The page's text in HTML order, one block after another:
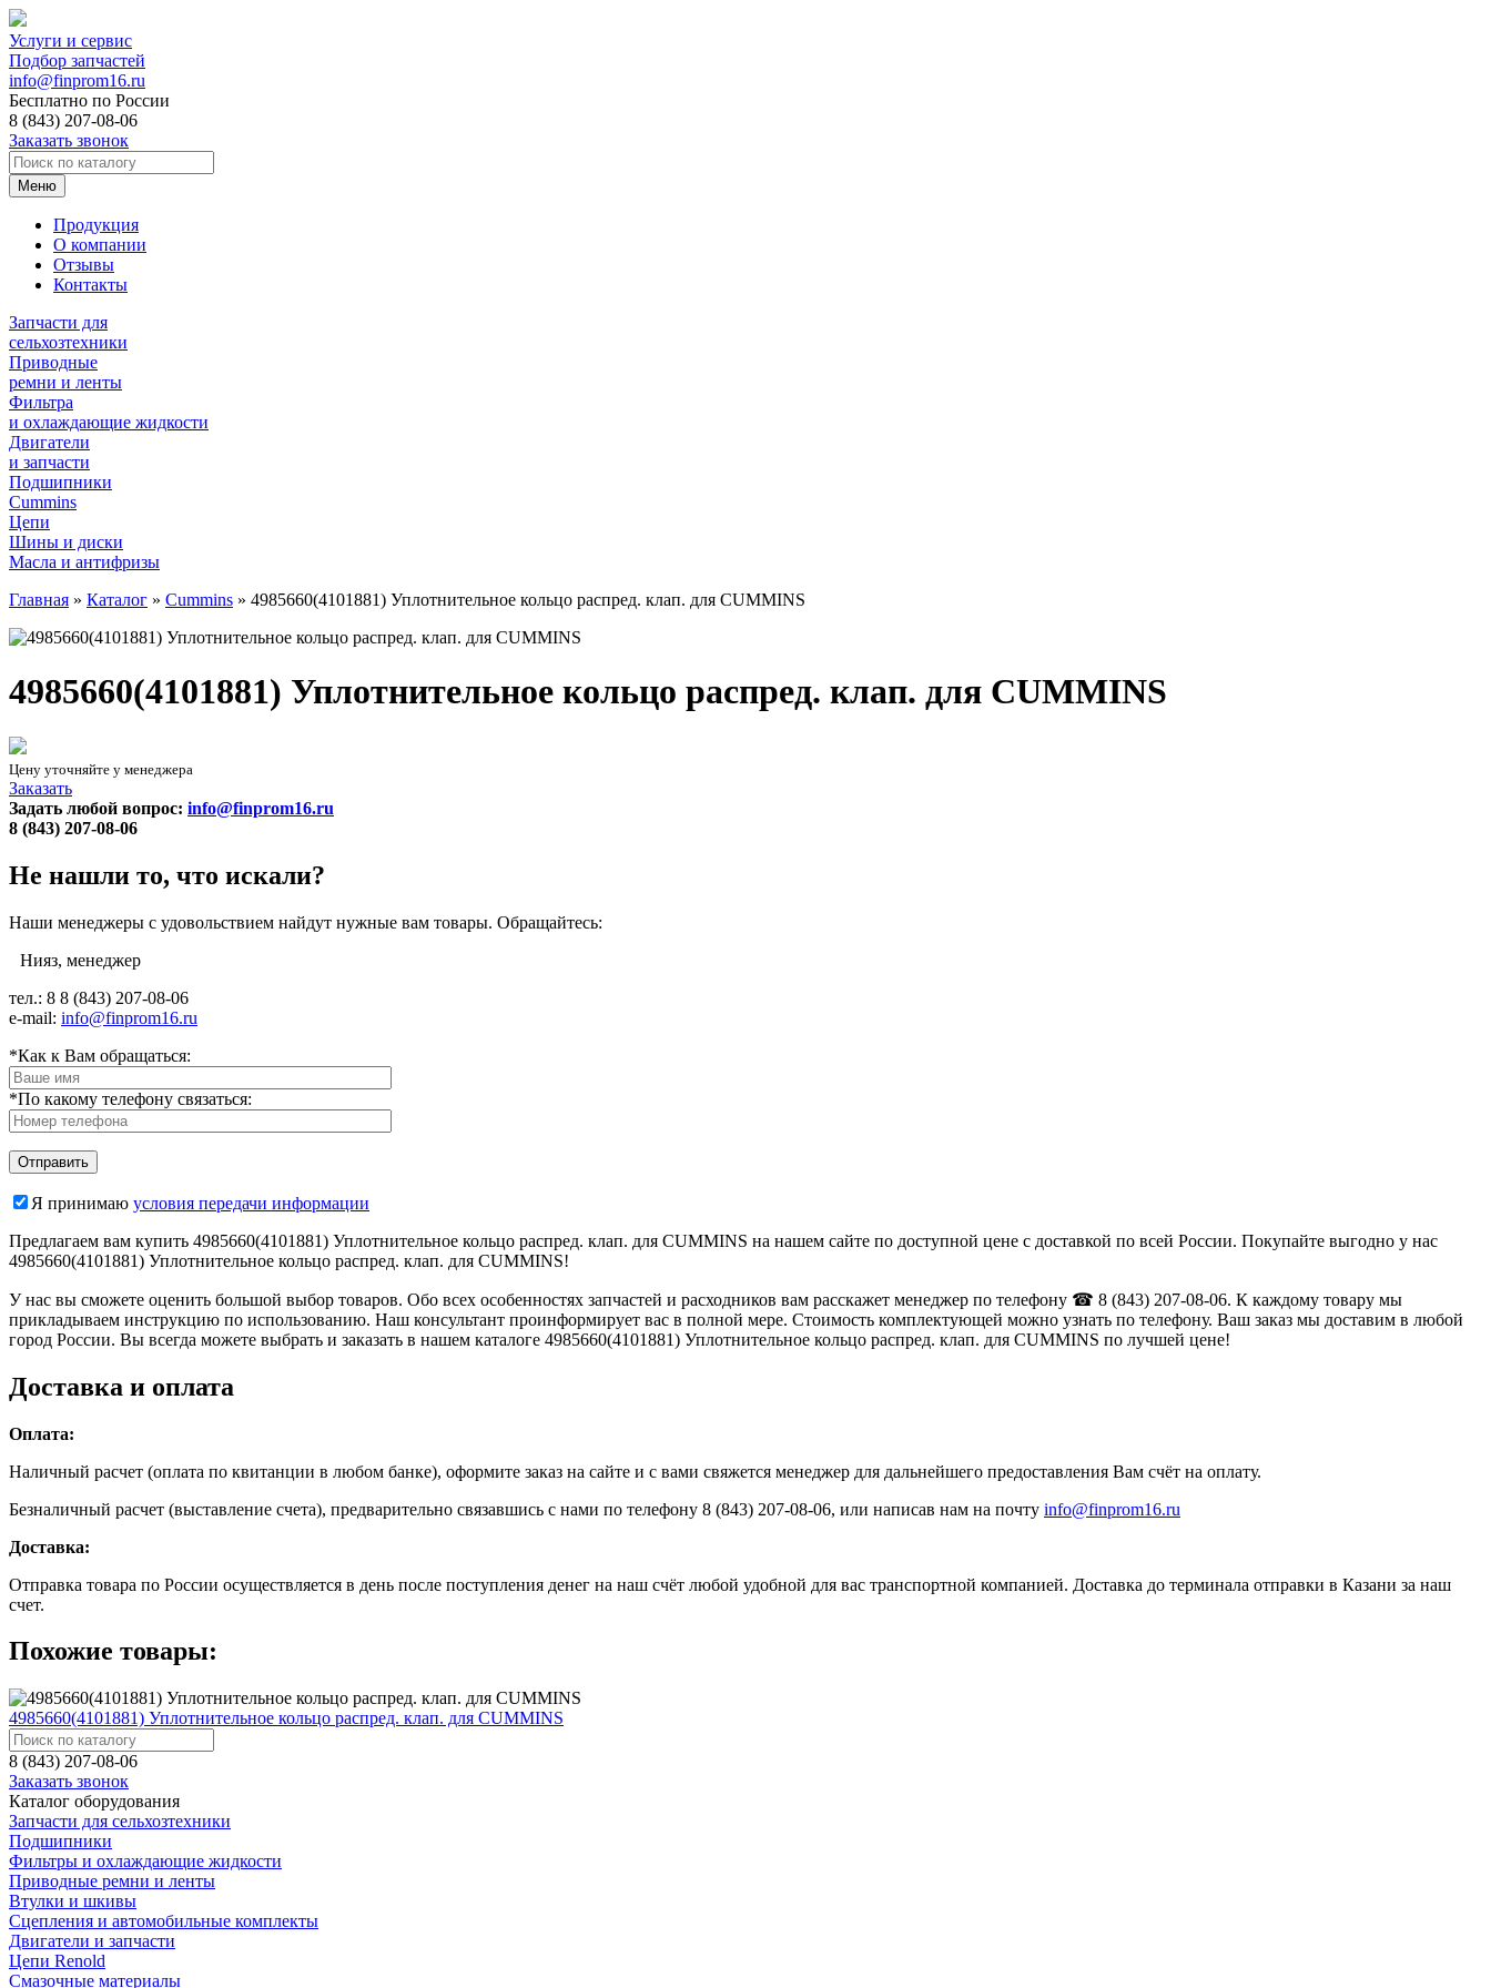
Услуги и сервис
Подбор запчастей
info@finprom16.ru
Бесплатно по России
8 (843) 207-08-06
Заказать звонок
Меню
Продукция
О компании
Отзывы
Контакты
Запчасти для
сельхозтехники
Приводные
ремни и ленты
Фильтра
и охлаждающие жидкости
Двигатели
и запчасти
Подшипники
Cummins
Цепи
Шины и диски
Масла и антифризы
Главная » Каталог » Cummins » 4985660(4101881) Уплотнительное кольцо распред. клап. для CUMMINS
4985660(4101881) Уплотнительное кольцо распред. клап. для CUMMINS
Цену уточняйте у менеджера
Заказать
Задать любой вопрос: info@finprom16.ru
8 (843) 207-08-06
Не нашли то, что искали?
Наши менеджеры с удовольствием найдут нужные вам товары. Обращайтесь:
Нияз, менеджер
тел.: 8 8 (843) 207-08-06
e-mail: info@finprom16.ru
*Как к Вам обращаться:
*По какому телефону связаться:
Я принимаю условия передачи информации
Предлагаем вам купить 4985660(4101881) Уплотнительное кольцо распред. клап. для CUMMINS на нашем сайте по доступной цене с доставкой по всей России. Покупайте выгодно у нас
4985660(4101881) Уплотнительное кольцо распред. клап. для CUMMINS!
У нас вы сможете оценить большой выбор товаров. Обо всех особенностях запчастей и расходников вам расскажет менеджер по телефону ☎ 8 (843) 207-08-06. К каждому товару мы
прикладываем инструкцию по использованию. Наш консультант проинформирует вас в полной мере. Стоимость комплектующей можно узнать по телефону. Ваш заказ мы доставим в любой
город России. Вы всегда можете выбрать и заказать в нашем каталоге 4985660(4101881) Уплотнительное кольцо распред. клап. для CUMMINS по лучшей цене!
Доставка и оплата
Оплата:
Наличный расчет (оплата по квитанции в любом банке), оформите заказ на сайте и с вами свяжется менеджер для дальнейшего предоставления Вам счёт на оплату.
Безналичный расчет (выставление счета), предварительно связавшись с нами по телефону 8 (843) 207-08-06, или написав нам на почту info@finprom16.ru
Доставка:
Отправка товара по России осуществляется в день после поступления денег на наш счёт любой удобной для вас транспортной компанией. Доставка до терминала отправки в Казани за наш
счет.
Похожие товары:
4985660(4101881) Уплотнительное кольцо распред. клап. для CUMMINS
8 (843) 207-08-06
Заказать звонок
Каталог оборудования
Запчасти для сельхозтехники
Подшипники
Фильтры и охлаждающие жидкости
Приводные ремни и ленты
Втулки и шкивы
Сцепления и автомобильные комплекты
Двигатели и запчасти
Цепи Renold
Смазочные материалы